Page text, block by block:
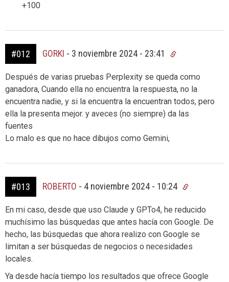
+100
#012 GORKI - 3 noviembre 2024 - 23:41
Después de varias pruebas Perplexity se queda como
ganadora, Cuando ella no encuentra la respuesta, no la
encuentra nadie, y si la encuentra la encuentran todos, pero
ella la presenta mejor. y aveces (no siempre) da las
fuentes
Lo malo es que no hace dibujos como Gemini,
#013 ROBERTO - 4 noviembre 2024 - 10:24
En mi caso, desde que uso Claude y GPTo4, he reducido
muchísimo las búsquedas que antes hacía con Google. De
hecho, las búsquedas que ahora realizo con Google se
limitan a ser búsquedas de negocios o necesidades
locales.
Ya desde hacía tiempo los resultados que ofrece Google